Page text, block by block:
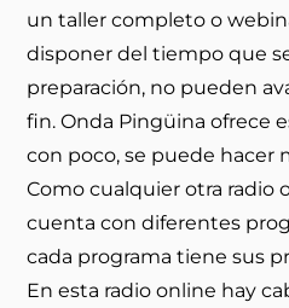
un taller completo o
disponer del tiempo que
preparación, no pueden
fin. Onda Pingüina ofrece
con poco, se puede hacer
Como cualquier otra radio
cuenta con diferentes
cada programa tiene sus
En esta radio online hay